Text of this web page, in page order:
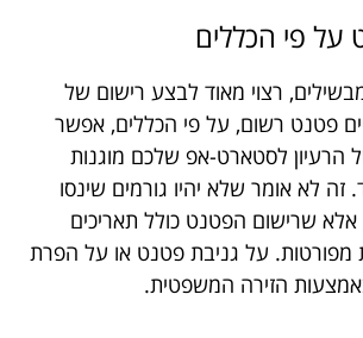
על פי הכללים
רצוי מאוד לבצע רישום של
פטנט רשום, על פי הכללים, אפשר
הרעיון לסטארט-אפ שלכם מוגנות
זה לא אומר שלא יהיו גורמים שינסו
שרישום הפטנט כולל תאריכים
מפורטות. על גניבת פטנט או על הפרת
באמצעות הזירה המשפטית.